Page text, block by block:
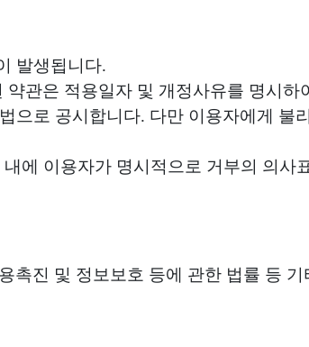
발생됩니다.
관은 적용일자 및 개정사유를 명시
으로 공시합니다. 다만 이용자에게 불
에 이용자가 명시적으로 거부의 의사
촉진 및 정보보호 등에 관한 법률 등